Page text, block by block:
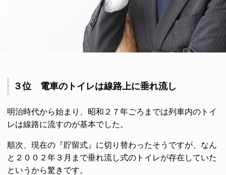
３位 電車のトイレは線路上に垂れ流し
明治時代から始まり、昭和２７年ごろまでは列車内のトイ
レは線路に流すのが基本でした。
順次、現在の『貯留式』に切り替わったそうですが、なん
と２００２年３月まで垂れ流し式のトイレが存在していた
というから驚きです。